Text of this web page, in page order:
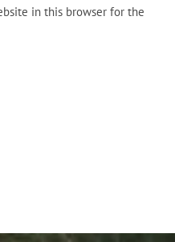
in this browser for the